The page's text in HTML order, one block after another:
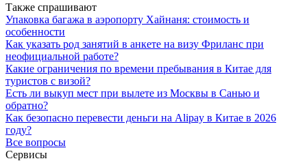
Также спрашивают
Упаковка багажа в аэропорту Хайнаня: стоимость и
особенности
Как указать род занятий в анкете на визу Фриланс при
неофициальной работе?
Какие ограничения по времени пребывания в Китае для
туристов с визой?
Есть ли выкуп мест при вылете из Москвы в Санью и
обратно?
Как безопасно перевести деньги на Alipay в Китае в 2026
году?
Все вопросы
Сервисы